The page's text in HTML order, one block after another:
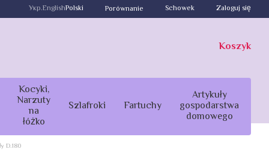
Укр.EnglishPolski Porównanie Schowek Zaloguj się
Koszyk
Kocyki,
Narzuty
na
łóżko
Szlafroki Fartuchy
Artykuły
gospodarstwa
domowego
D.180